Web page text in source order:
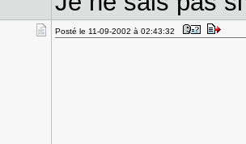
Posté le 11-09-2002 à 02:43:32